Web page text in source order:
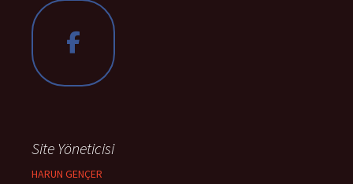
Site Yöneticisi
HARUN GENÇER